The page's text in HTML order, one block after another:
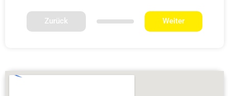
Zurück Weiter